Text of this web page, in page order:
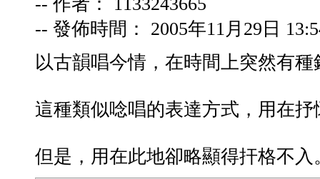
-- 發佈時間： 2005年11月29日
以古韻唱今情，在時間上突然有
這種類似唸唱的表達方式，用在
但是，用在此地卻略顯得扞格不